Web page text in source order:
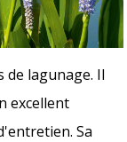
de lagunage. Il
excellent
Sa